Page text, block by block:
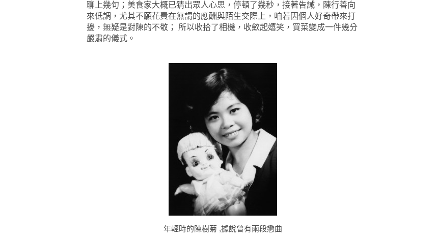
聊上幾句；美食家大概已猜出眾人心思，停頓了幾秒，接著告誡，陳行善向
來低調，尤其不願花費在無謂的應酬與陌生交際上，咱若因個人好奇帶來打
擾，無疑是對陳的不敬；
所以收拾了相機，收斂起嬉笑，買菜變成一件幾分
嚴肅的儀式。
年輕時的陳樹菊 ,據說曾有兩段戀曲